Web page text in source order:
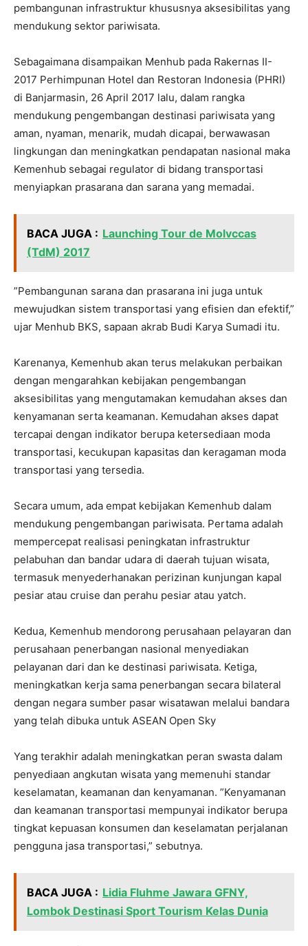
pembangunan infrastruktur khususnya aksesibilitas yang
mendukung sektor pariwisata.
Sebagaimana disampaikan Menhub pada Rakernas II-
2017 Perhimpunan Hotel dan Restoran Indonesia (PHRI)
di Banjarmasin, 26 April 2017 lalu, dalam rangka
mendukung pengembangan destinasi pariwisata yang
aman, nyaman, menarik, mudah dicapai, berwawasan
lingkungan dan meningkatkan pendapatan nasional maka
Kemenhub sebagai regulator di bidang transportasi
menyiapkan prasarana dan sarana yang memadai.
BACA JUGA : Launching Tour de Molvccas
(TdM) 2017
”Pembangunan sarana dan prasarana ini juga untuk
mewujudkan sistem transportasi yang efisien dan efektif,”
ujar Menhub BKS, sapaan akrab Budi Karya Sumadi itu.
Karenanya, Kemenhub akan terus melakukan perbaikan
dengan mengarahkan kebijakan pengembangan
aksesibilitas yang mengutamakan kemudahan akses dan
kenyamanan serta keamanan. Kemudahan akses dapat
tercapai dengan indikator berupa ketersediaan moda
transportasi, kecukupan kapasitas dan keragaman moda
transportasi yang tersedia.
Secara umum, ada empat kebijakan Kemenhub dalam
mendukung pengembangan pariwisata. Pertama adalah
mempercepat realisasi peningkatan infrastruktur
pelabuhan dan bandar udara di daerah tujuan wisata,
termasuk menyederhanakan perizinan kunjungan kapal
pesiar atau cruise dan perahu pesiar atau yatch.
Kedua, Kemenhub mendorong perusahaan pelayaran dan
perusahaan penerbangan nasional menyediakan
pelayanan dari dan ke destinasi pariwisata. Ketiga,
meningkatkan kerja sama penerbangan secara bilateral
dengan negara sumber pasar wisatawan melalui bandara
yang telah dibuka untuk ASEAN Open Sky
Yang terakhir adalah meningkatkan peran swasta dalam
penyediaan angkutan wisata yang memenuhi standar
keselamatan, keamanan dan kenyamanan. ”Kenyamanan
dan keamanan transportasi mempunyai indikator berupa
tingkat kepuasan konsumen dan keselamatan perjalanan
pengguna jasa transportasi,” sebutnya.
BACA JUGA : Lidia Fluhme Jawara GFNY,
Lombok Destinasi Sport Tourism Kelas Dunia